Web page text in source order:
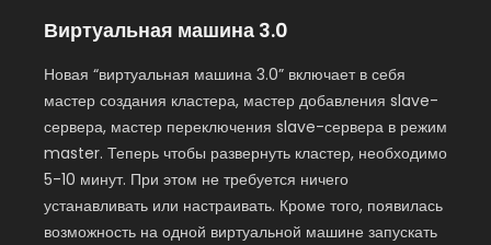
Виртуальная машина 3.0
Новая “виртуальная машина 3.0” включает в себя
мастер создания кластера, мастер добавления slave-
сервера, мастер переключения slave-сервера в режим
master. Теперь чтобы развернуть кластер, необходимо
5-10 минут. При этом не требуется ничего
устанавливать или настраивать. Кроме того, появилась
возможность на одной виртуальной машине запускать